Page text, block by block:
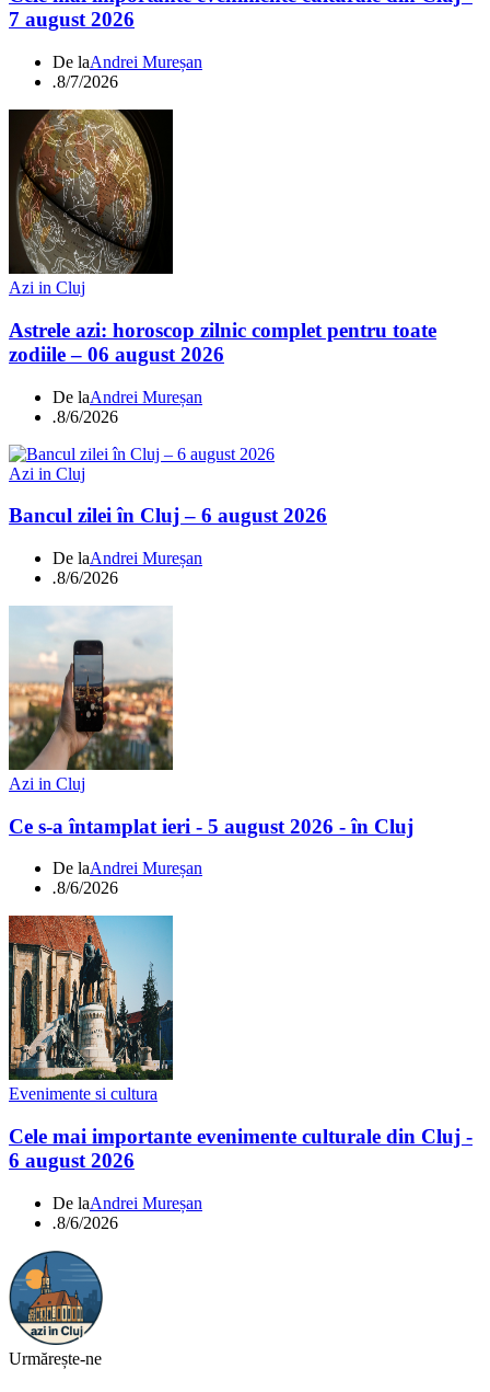
7 august 2026
De laAndrei Mureșan
.8/7/2026
Azi in Cluj
Astrele azi: horoscop zilnic complet pentru toate
zodiile – 06 august 2026
De laAndrei Mureșan
.8/6/2026
Azi in Cluj
Bancul zilei în Cluj – 6 august 2026
De laAndrei Mureșan
.8/6/2026
Azi in Cluj
Ce s-a întamplat ieri - 5 august 2026 - în Cluj
De laAndrei Mureșan
.8/6/2026
Evenimente si cultura
Cele mai importante evenimente culturale din Cluj -
6 august 2026
De laAndrei Mureșan
.8/6/2026
Urmărește-ne